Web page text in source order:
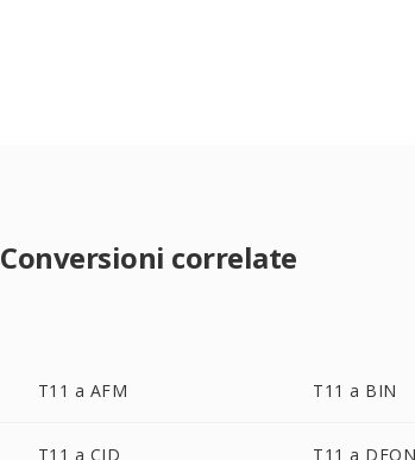
Conversioni correlate
T11 a AFM T11 a BIN
T11 a CID T11 a